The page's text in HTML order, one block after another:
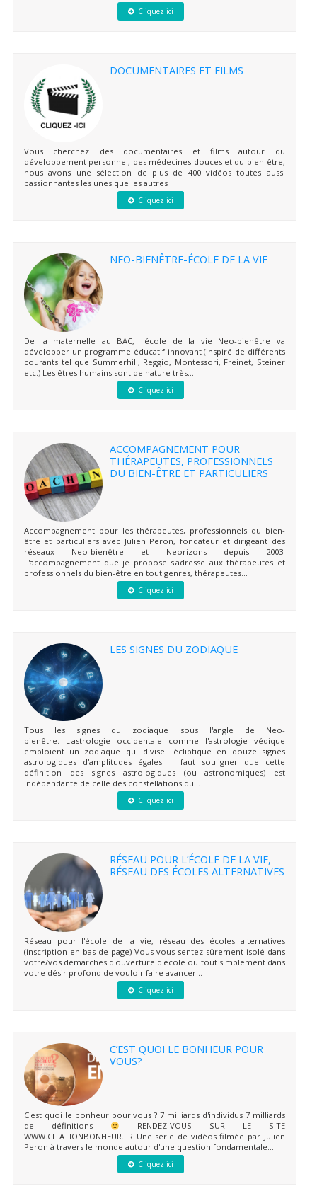
Cliquez ici
DOCUMENTAIRES ET FILMS
Vous cherchez des documentaires et films autour du
développement personnel, des médecines douces et du bien-être,
nous avons une sélection de plus de 400 vidéos toutes aussi
passionnantes les unes que les autres !
Cliquez ici
NEO-BIENÊTRE-ÉCOLE DE LA VIE
De la maternelle au BAC, l'école de la vie Neo-bienêtre va
développer un programme éducatif innovant (inspiré de différents
courants tel que Summerhill, Reggio, Montessori, Freinet, Steiner
etc.) Les êtres humains sont de nature très...
Cliquez ici
ACCOMPAGNEMENT POUR
THÉRAPEUTES, PROFESSIONNELS
DU BIEN-ÊTRE ET PARTICULIERS
Accompagnement pour les thérapeutes, professionnels du bien-
être et particuliers avec Julien Peron, fondateur et dirigeant des
réseaux Neo-bienêtre et Neorizons depuis 2003.
L'accompagnement que je propose s'adresse aux thérapeutes et
professionnels du bien-être en tout genres, thérapeutes...
Cliquez ici
LES SIGNES DU ZODIAQUE
Tous les signes du zodiaque sous l'angle de Neo-
bienêtre. L'astrologie occidentale comme l'astrologie védique
emploient un zodiaque qui divise l'écliptique en douze signes
astrologiques d'amplitudes égales. Il faut souligner que cette
définition des signes astrologiques (ou astronomiques) est
indépendante de celle des constellations du...
Cliquez ici
RÉSEAU POUR L’ÉCOLE DE LA VIE,
RÉSEAU DES ÉCOLES ALTERNATIVES
Réseau pour l'école de la vie, réseau des écoles alternatives
(inscription en bas de page) Vous vous sentez sûrement isolé dans
votre/vos démarches d'ouverture d'école ou tout simplement dans
votre désir profond de vouloir faire avancer...
Cliquez ici
C’EST QUOI LE BONHEUR POUR
VOUS?
C'est quoi le bonheur pour vous ? 7 milliards d'individus 7 milliards
de définitions
RENDEZ-VOUS SUR LE SITE
WWW.CITATIONBONHEUR.FR Une série de vidéos filmée par Julien
Peron à travers le monde autour d'une question fondamentale...
Cliquez ici